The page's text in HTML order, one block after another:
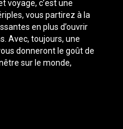
voyage, c’est une
vous partirez à la
en plus d’ouvrir
Avec, toujours, une
donneront le goût de
sur le monde,